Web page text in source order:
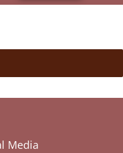
Media